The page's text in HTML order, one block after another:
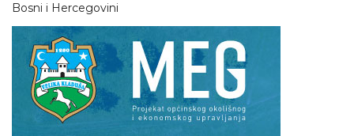
Bosni i Hercegovini